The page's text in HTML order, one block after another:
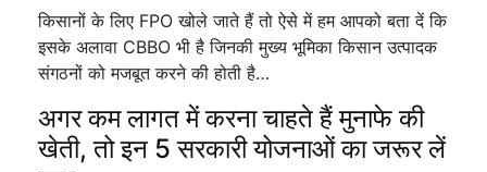
किसानों के लिए FPO खोले जाते हैं तो ऐसे में हम आपको बता दें कि
इसके अलावा CBBO भी है जिनकी मुख्य भूमिका किसान उत्पादक
संगठनों को मजबूत करने की होती है…
अगर कम लागत में करना चाहते हैं मुनाफे की
खेती, तो इन 5 सरकारी योजनाओं का जरूर लें